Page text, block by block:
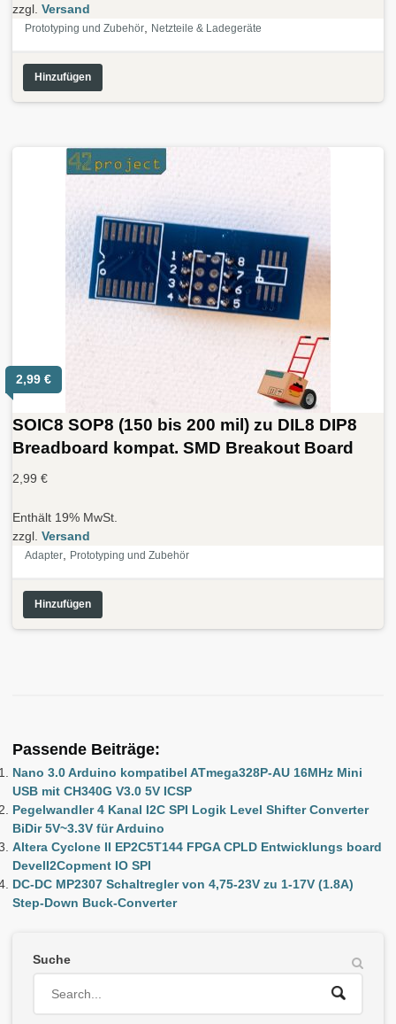
zzgl. Versand
Prototyping und Zubehör Netzteile & Ladegeräte
Hinzufügen
2,99 €
SOIC8 SOP8 (150 bis 200 mil) zu DIL8 DIP8
Breadboard kompat. SMD Breakout Board
2,99 €
Enthält 19% MwSt.
zzgl. Versand
Adapter Prototyping und Zubehör
Hinzufügen
Passende Beiträge:
Nano 3.0 Arduino kompatibel ATmega328P-AU 16MHz Mini
USB mit CH340G V3.0 5V ICSP
Pegelwandler 4 Kanal I2C SPI Logik Level Shifter Converter
BiDir 5V~3.3V für Arduino
Altera Cyclone II EP2C5T144 FPGA CPLD Entwicklungs board
DevelI2Copment IO SPI
DC-DC MP2307 Schaltregler von 4,75-23V zu 1-17V (1.8A)
Step-Down Buck-Converter
Suche